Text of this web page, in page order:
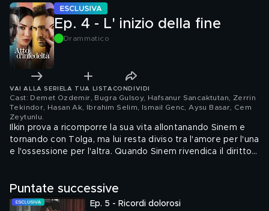
Ep. 4 - L' inizio della fine
Drammatico
VAI ALLA SERIE LA TUA LISTA CONDIVIDI
Cast: Demet Ozdemir, Bugra Gulsoy, Hafsanur Sancaktutan, Zerrin
Tekindor, Hasan Ak, Ibrahim Selim, Ismail Genc, Aysu Basar, Cem
Zeytunlu
Ilkin prova a ricomporre la sua vita allontanando Sinem e
tornando con Tolga, ma lui resta diviso tra l'amore per l'una
e l'ossessione per l'altra. Quando Sinem rivendica il diritto
Puntate successive
Ep. 5 - Ricordi dolorosi